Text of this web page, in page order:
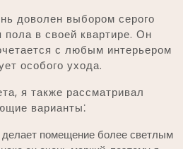
доволен выбором серого
пола в своей квартире. Он
с любым интерьером
особого ухода.
я также рассматривал
варианты⁚
помещение более светлым